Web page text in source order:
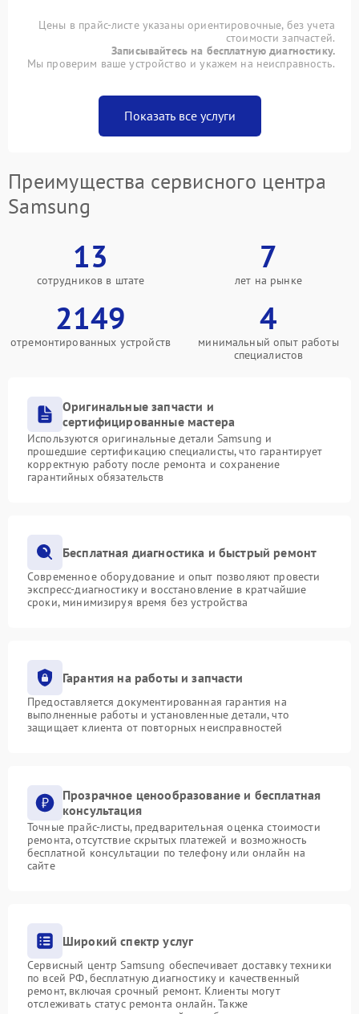
Цены в прайс-листе указаны ориентировочные, без учета
стоимости запчастей.
Записывайтесь на бесплатную диагностику.
Мы проверим ваше устройство и укажем на неисправность.
Показать все услуги
Преимущества сервисного центра
Samsung
13
сотрудников в штате
7
лет на рынке
2149
отремонтированных устройств
4
минимальный опыт работы
специалистов
Оригинальные запчасти и
сертифицированные мастера
Используются оригинальные детали Samsung и
прошедшие сертификацию специалисты, что гарантирует
корректную работу после ремонта и сохранение
гарантийных обязательств
Бесплатная диагностика и быстрый ремонт
Современное оборудование и опыт позволяют провести
экспресс-диагностику и восстановление в кратчайшие
сроки, минимизируя время без устройства
Гарантия на работы и запчасти
Предоставляется документированная гарантия на
выполненные работы и установленные детали, что
защищает клиента от повторных неисправностей
Прозрачное ценообразование и бесплатная
консультация
Точные прайс-листы, предварительная оценка стоимости
ремонта, отсутствие скрытых платежей и возможность
бесплатной консультации по телефону или онлайн на
сайте
Широкий спектр услуг
Сервисный центр Samsung обеспечивает доставку техники
по всей РФ, бесплатную диагностику и качественный
ремонт, включая срочный ремонт. Клиенты могут
отслеживать статус ремонта онлайн. Также